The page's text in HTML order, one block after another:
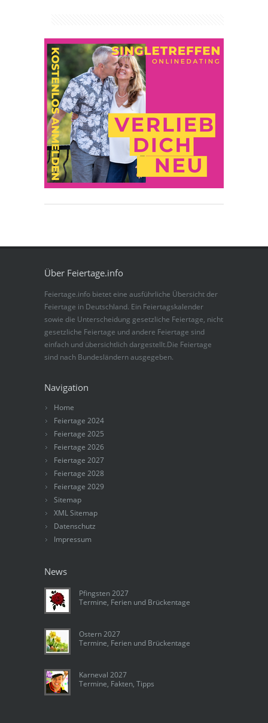
Über Feiertage.info
Feiertage.info bietet eine ausführliche Übersicht der
Feiertage in Deutschland. Ein Feiertagskalender
sowie die Unterscheidung gesetzliche Feiertage, nicht
gesetzliche Feiertage und andere Feiertage sind
einfach und übersichtlich dargestellt.Die Feiertage
sind nach Bundesländern ausgegeben.
Navigation
Home
Feiertage 2024
Feiertage 2025
Feiertage 2026
Feiertage 2027
Feiertage 2028
Feiertage 2029
Sitemap
XML Sitemap
Datenschutz
Impressum
News
Pfingsten 2027
Termine, Ferien und Brückentage
Ostern 2027
Termine, Ferien und Brückentage
Karneval 2027
Termine, Fakten, Tipps